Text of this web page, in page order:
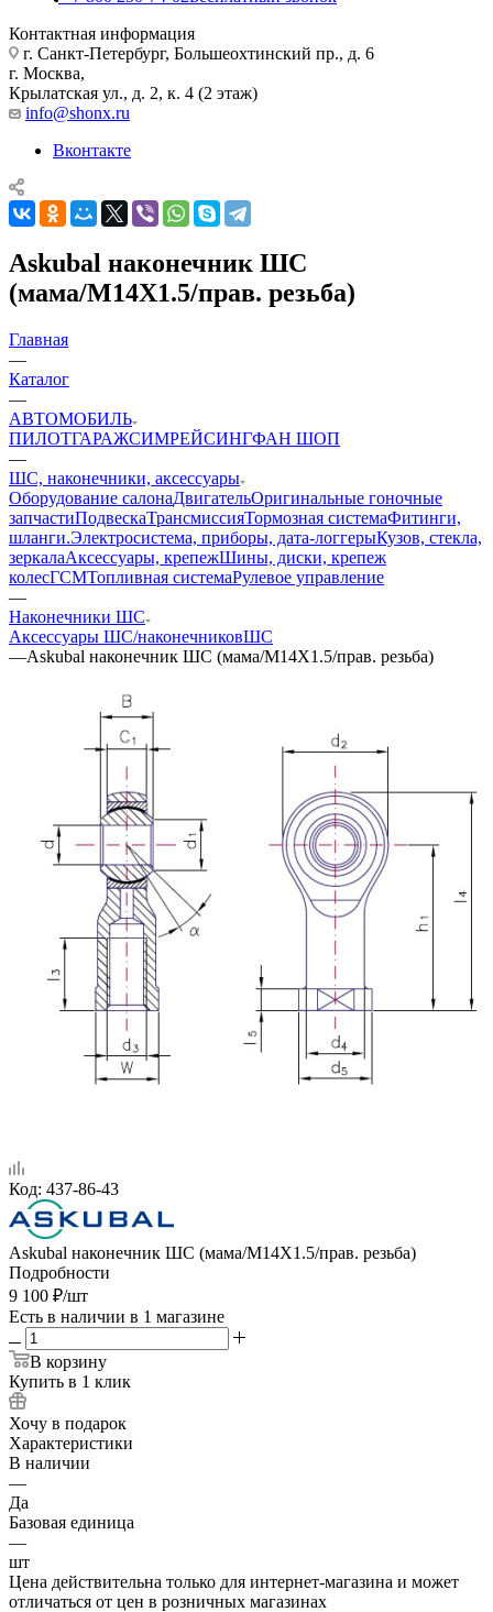
Контактная информация
г. Санкт-Петербург, Большеохтинский пр., д. 6
г. Москва,
Крылатская ул., д. 2, к. 4 (2 этаж)
info@shonx.ru
Вконтакте
Askubal наконечник ШС
(мама/M14X1.5/прав. резьба)
Главная
—
Каталог
—
АВТОМОБИЛЬ
ПИЛОТГАРАЖСИМРЕЙСИНГФАН ШОП
—
ШС, наконечники, аксессуары
Оборудование салонаДвигательОригинальные гоночные
запчастиПодвескаТрансмиссияТормозная системаФитинги,
шланги.Электросистема, приборы, дата-логгерыКузов, стекла,
зеркалаАксессуары, крепежШины, диски, крепеж
колесГСМТопливная системаРулевое управление
—
Наконечники ШС
Аксессуары ШС/наконечниковШС
—Askubal наконечник ШС (мама/M14X1.5/прав. резьба)
Код: 437-86-43
Askubal наконечник ШС (мама/M14X1.5/прав. резьба)
Подробности
9 100 ₽/шт
Есть в наличии в 1 магазине
В корзину
Купить в 1 клик
Хочу в подарок
Характеристики
В наличии
—
Да
Базовая единица
—
шт
Цена действительна только для интернет-магазина и может
отличаться от цен в розничных магазинах